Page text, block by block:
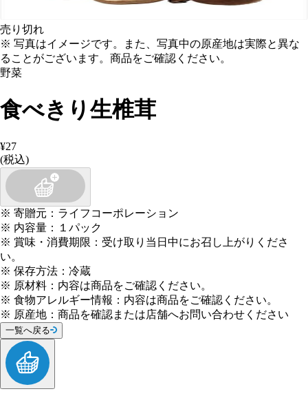
売り切れ
※ 写真はイメージです。また、写真中の原産地は実際と異な
ることがございます。商品をご確認ください。
野菜
食べきり生椎茸
¥27
(税込)
※ 寄贈元 ： ライフコーポレーション
※ 内容量 ：
１パック
※ 賞味・消費期限 ： 受け取り当日中にお召し上がりくださ
い。
※ 保存方法 ： 冷蔵
※ 原材料 ： 内容は商品をご確認ください。
※ 食物アレルギー情報 ： 内容は商品をご確認ください。
※ 原産地 ： 商品を確認または店舗へお問い合わせください
一覧へ戻る